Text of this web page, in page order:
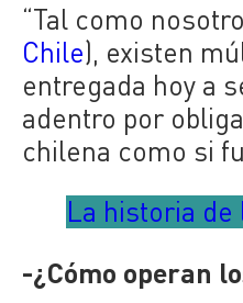
“Tal como
Chile), existen
entregada hoy a
adentro por
chilena como si
La historia
-¿Cómo operan